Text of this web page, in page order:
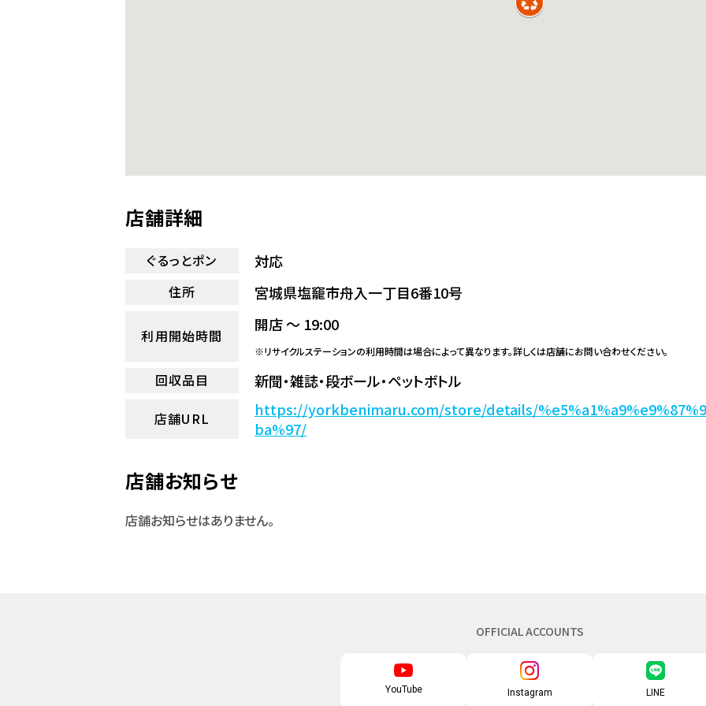
店舗詳細
ぐるっとポン 対応
住所 宮城県塩竉市舟入一丁目6番10号
利用開始時間
開店 ～ 19:00
※リサイクルステーションの利用時間は場合によって異なります。詳しくは店舗にお問い合わせください。
回収品目 新聞・雑誌・段ボール・ペットボトル
店舗URL
https://yorkbenimaru.com/store/details/
ba%97/
店舗お知らせ
店舗お知らせはありません。
OFFICIAL ACCOUNTS
YouTube Instagram LINE